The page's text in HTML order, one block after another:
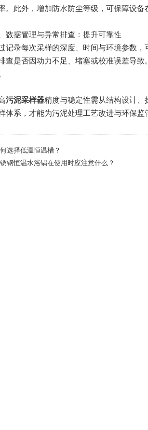
。此外，增加防水防尘等级，可保障设备
据管理与异常排查：提升可靠性​​
录每次采样的深度、时间与环境参数，
查是否因动力不足、堵塞或校准误差导
污泥采样器精度与稳定性需从结构设计
体系，才能为污泥处理工艺改进与环保监
选择低温恒温槽？
钢恒温水浴锅在使用时应注意什么？